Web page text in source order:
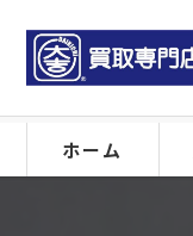
ホーム